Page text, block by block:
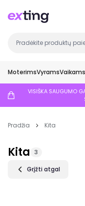
MoterimsVyrams
VISIŠKA SAUGUMO
Pradžia Kita
Kita 3
Grįžti atgal